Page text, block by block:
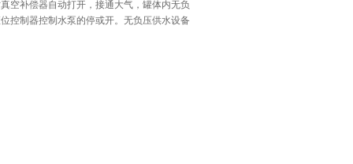
空补偿器自动打开，接通大气，罐体内无负
控制器控制水泵的停或开。 无负压供水设备